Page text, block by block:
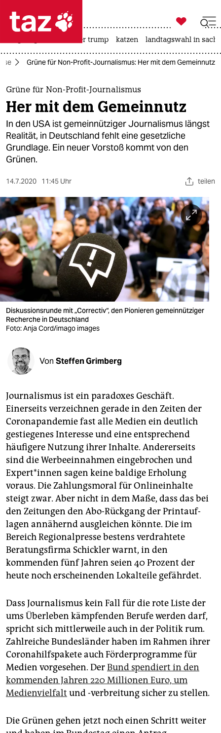
 taz zahl ich
taz zahl ich
themen
politik
öko
gesellschaft
kultur
sport
berlin
nord
wahrheit
verlag
verlag
veranstaltungen
shop
fragen & hilfe
abo
genossenschaft
epaper login

taz zahl ich
usa unter trump katzen landtagswahl in
Grüne für Non-Profit-Journalismus: Her mit dem Gemeinnutz
Grüne für Non-Profit-Journalismus
Her mit dem Gemeinnutz
In den USA ist gemeinnütziger Journalismus längst
Realität, in Deutschland fehlt eine gesetzliche
Grundlage. Ein neuer Vorstoß kommt von den
Grünen.
14.7.2020 11:45 Uhr teilen
Diskussionsrunde mit „Correctiv“, den Pionieren gemeinnütziger
Recherche in Deutschland
Foto: Anja Cord/imago images
Von Steffen Grimberg
Journalismus ist ein paradoxes Geschäft.
Einerseits verzeichnen gerade in den Zeiten der
Coronapandemie fast alle Medien ein deutlich
gestiegenes Interesse und eine entsprechend
häufigere Nutzung ihrer Inhalte. Andererseits
sind die Werbeeinnahmen eingebrochen und
Expert*innen sagen keine baldige Erholung
voraus. Die Zahlungsmoral für Onlineinhalte
steigt zwar. Aber nicht in dem Maße, dass das bei
den Zeitungen den Abo-Rückgang der Printauf­
lagen annähernd ausgleichen könnte. Die im
Bereich Regionalpresse bestens verdrahtete
Beratungsfirma Schickler warnt, in den
kommenden fünf Jahren seien 40 Prozent der
heute noch erscheinenden Lokalteile gefährdet.
Dass Journalismus kein Fall für die rote Liste der
ums Überleben kämpfenden Berufe werden darf,
spricht sich mittlerweile auch in der Politik rum.
Zahlreiche Bundesländer haben im Rahmen ihrer
Coronahilfspakete auch Förderprogramme für
Medien vorgesehen. DerBund spendiert in den
kommenden Jahren 220 Millionen Euro, um
Medienvielfalt und -verbreitung sicher zu stellen.
Die Grünen gehen jetzt noch einen Schritt weiter